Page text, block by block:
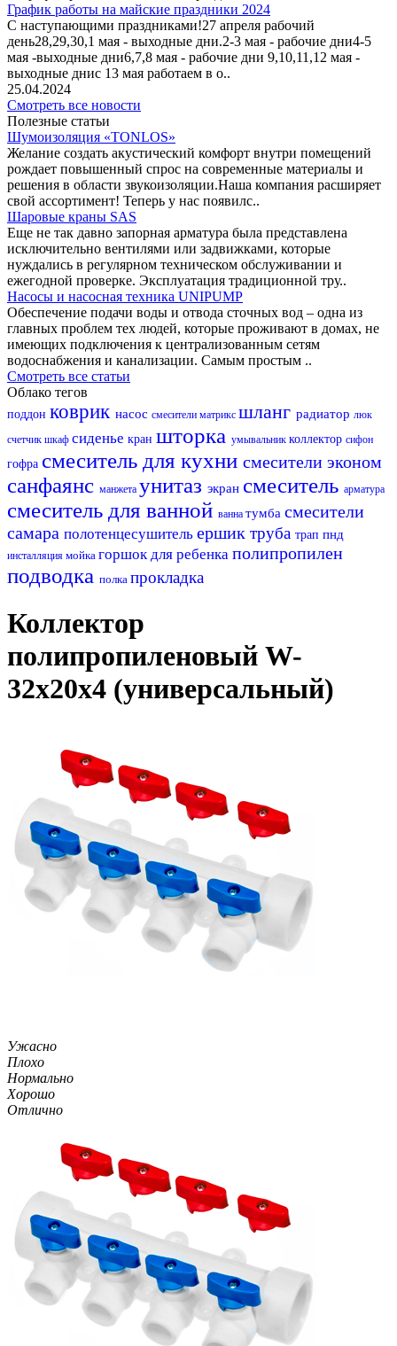
График работы на майские праздники 2024
С наступающими праздниками!27 апреля рабочий
день28,29,30,1 мая - выходные дни.2-3 мая - рабочие дни4-5
мая -выходные дни6,7,8 мая - рабочие дни 9,10,11,12 мая -
выходные днис 13 мая работаем в о..
25.04.2024
Смотреть все новости
Полезные статьи
Шумоизоляция «TONLOS»
Желание создать акустический комфорт внутри помещений
рождает повышенный спрос на современные материалы и
решения в области звукоизоляции.Наша компания расширяет
свой ассортимент! Теперь у нас появилс..
Шаровые краны SAS
Еще не так давно запорная арматура была представлена
исключительно вентилями или задвижками, которые
нуждались в регулярном техническом обслуживании и
ежегодной проверке. Эксплуатация традиционной тру..
Насосы и насосная техника UNIPUMP
Обеспечение подачи воды и отвода сточных вод – одна из
главных проблем тех людей, которые проживают в домах, не
имеющих подключения к централизованным сетям
водоснабжения и канализации. Самым простым ..
Смотреть все статьи
Облако тегов
поддон коврик насос смесители матрикс шланг радиатор люк
счетчик шкаф сиденье кран шторка умывальник коллектор сифон
гофра смеситель для кухни смесители эконом
санфаянс манжета унитаз экран смеситель арматура
смеситель для ванной ванна тумба смесители
самара полотенцесушитель ершик труба трап пнд
инсталляция мойка горшок для ребенка полипропилен
подводка полка прокладка
Коллектор
полипропиленовый W-
32х20х4 (универсальный)
Ужасно
Плохо
Нормально
Хорошо
Отлично